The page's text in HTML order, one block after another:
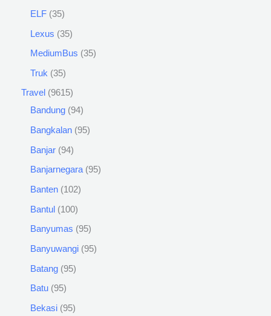
ELF 35
Lexus 35
MediumBus 35
Truk 35
Travel
9615
Bandung 94
Bangkalan 95
Banjar 94
Banjarnegara 95
Banten 102
Bantul 100
Banyumas 95
Banyuwangi 95
Batang 95
Batu 95
Bekasi 95